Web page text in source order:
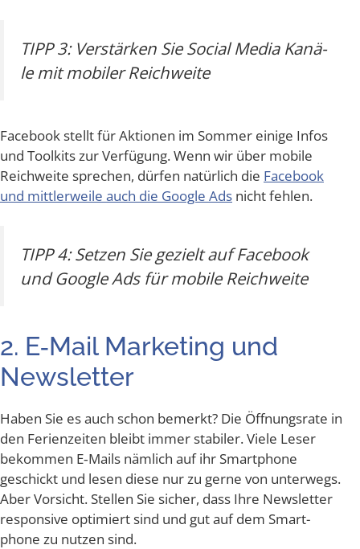
TIPP 3: Ver­stär­ken Sie Social Media Kanä­
le mit mobi­ler Reichweite
Face­book stellt für Aktio­nen im Som­mer eini­ge Infos
und Tool­kits zur Ver­fü­gung. Wenn wir über mobi­le
Reich­wei­te spre­chen, dür­fen natür­lich die Face­book
und mitt­ler­wei­le auch die Goog­le Ads nicht fehlen.
TIPP 4: Set­zen Sie gezielt auf Face­book
und Goog­le Ads für mobi­le Reichweite
2. E‑Mail Mar­ke­ting und
Newsletter
Haben Sie es auch schon bemerkt? Die Öff­nungs­ra­te in
den Feri­en­zei­ten bleibt immer sta­bi­ler. Vie­le Leser
bekom­men E‑Mails näm­lich auf ihr Smart­phone
geschickt und lesen die­se nur zu ger­ne von unter­wegs.
Aber Vor­sicht. Stel­len Sie sicher, dass Ihre News­let­ter
respon­si­ve opti­miert sind und gut auf dem Smart­
phone zu nut­zen sind.